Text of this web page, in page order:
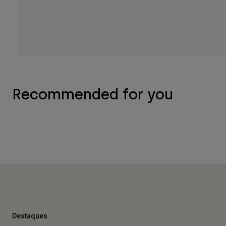
Recommended for you
Destaques